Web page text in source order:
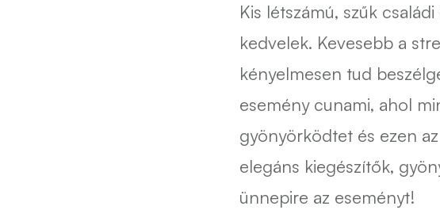
Kis létszámú, szűk
kedvelek. Kevesebb a
kényelmesen tud
esemény cunami, ahol
gyönyörködtet és ezen
elegáns kiegészítők,
ünnepire az eseményt!